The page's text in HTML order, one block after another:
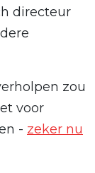
directeur
zou
voor
- zeker nu